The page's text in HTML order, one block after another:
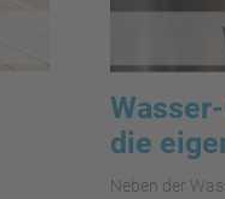
die
Neben der